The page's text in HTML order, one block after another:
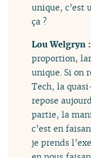
unique, c’est
ça ?
Lou Welgryn
proportion,
unique. Si on
Tech, la
repose
partie, la
c’est en
je prends